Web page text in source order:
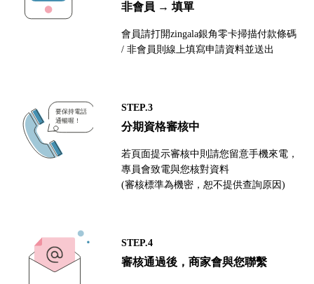
非會員 → 填單
會員請打開zingala銀角零卡掃描付款條碼
/ 非會員則線上填寫申請資料並送出
STEP.3
分期資格審核中
若頁面提示審核中則請您留意手機來電，
專員會致電與您核對資料
(審核標準為機密，恕不提供查詢原因)
STEP.4
審核通過後，商家會與您聯繫